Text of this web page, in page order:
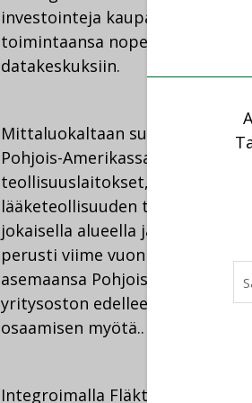
investointeja kaupallisiin
toimintaansa nopeasti
datakeskuksiin.
Mittaluokaltaan suurten
Pohjois-Amerikassa ja
teollisuuslaitokset,
lääketeollisuuden tilat – yhtiö
jokaisella alueella ja
perusti viime vuonna
asemaansa Pohjois-Amerikan
yritysoston edelleen
osaamisen myötä..
Integroimalla Fläktgroupin